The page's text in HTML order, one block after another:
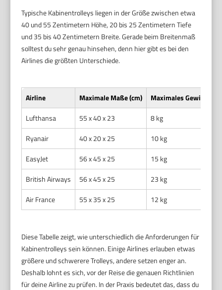
Typische Kabinentrolleys liegen in der Größe zwischen etwa
40 und 55 Zentimetern Höhe, 20 bis 25 Zentimetern Tiefe
und 35 bis 40 Zentimetern Breite. Gerade beim Breitenmaß
solltest du sehr genau hinsehen, denn hier gibt es bei den
Airlines die größten Unterschiede.
Airline Maximale Maße (cm)
Maximales Gewicht
Lufthansa
55 x 40 x 23
8 kg
Ryanair
40 x 20 x 25
10 kg
EasyJet
56 x 45 x 25
15 kg
British Airways
56 x 45 x 25
23 kg
Air France
55 x 35 x 25 12 kg
Diese Tabelle zeigt, wie unterschiedlich die Anforderungen für
Kabinentrolleys sein können. Einige Airlines erlauben etwas
größere und schwerere Trolleys, andere setzen enger an.
Deshalb lohnt es sich, vor der Reise die genauen Richtlinien
für deine Airline zu prüfen. In der Praxis bedeutet das, dass du